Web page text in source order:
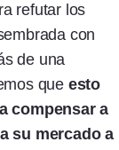
refutar los
con
de una
que esto
compensar a
su mercado a